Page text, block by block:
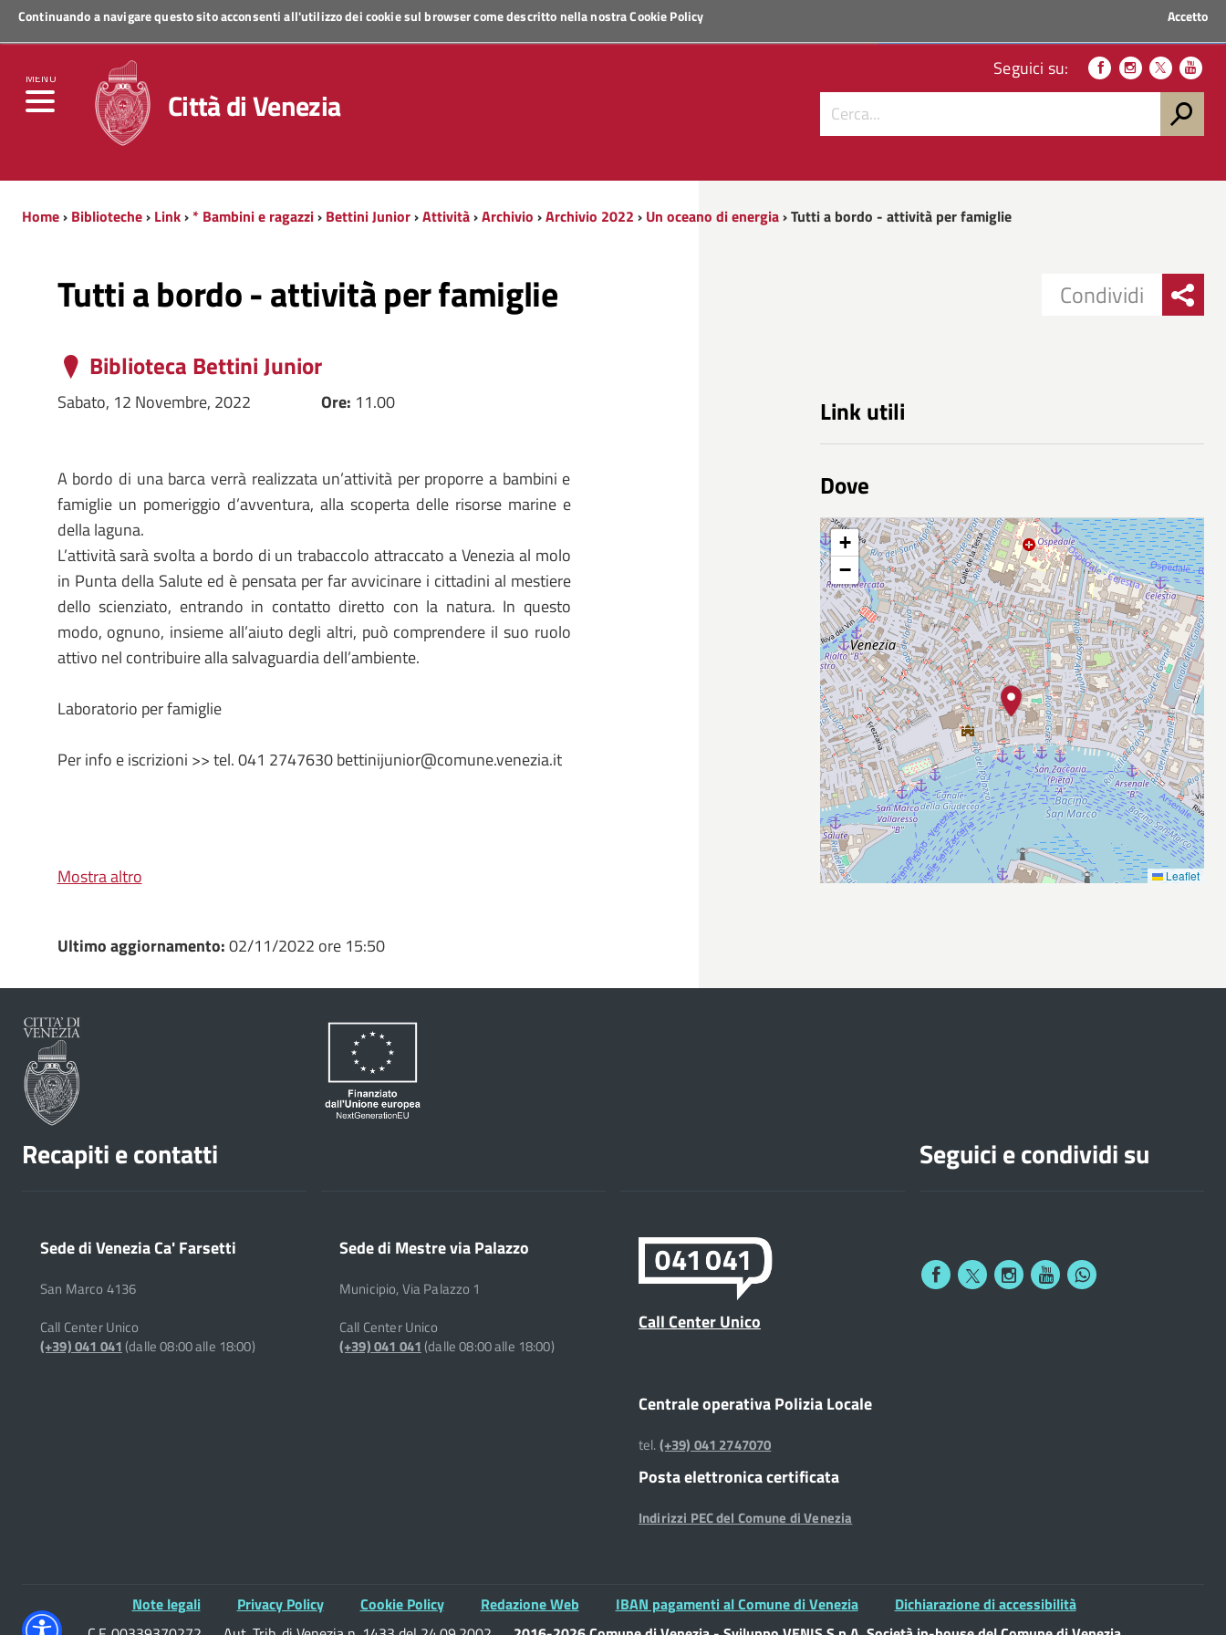
Continuando a navigare questo sito acconsenti all'utilizzo dei cookie sul browser come descritto nella nostraCookie Policy Accetto
MENU
Regione Veneto
Città di Venezia
Seguici su:
Home› Biblioteche› Link›* Bambini e ragazzi› Bettini Junior›Attività›Archivio ›Archivio 2022 › Un oceano di energia› Tutti a bordo - attività per famiglie
Tutti a bordo - attività per famiglie
Biblioteca Bettini Junior
Sabato, 12 Novembre, 2022 Ore: 11.00
A bordo di una barca verrà realizzata un’attività per proporre a bambini e
famiglie un pomeriggio d’avventura, alla scoperta delle risorse marine e
della laguna.
L’attività sarà svolta a bordo di un trabaccolo attraccato a Venezia al molo
in Punta della Salute ed è pensata per far avvicinare i cittadini al mestiere
dello scienziato, entrando in contatto diretto con la natura. In questo
modo, ognuno, insieme all’aiuto degli altri, può comprendere il suo ruolo
attivo nel contribuire alla salvaguardia dell’ambiente.
Laboratorio per famiglie
Per info e iscrizioni >> tel. 041 2747630 bettinijunior@comune.venezia.it
Mostra altro
Condividi
Link utili
Dove
+
−
Leaflet
Ultimo aggiornamento:02/11/2022 ore 15:50
Recapiti e contatti
Sede di Venezia Ca' Farsetti
San Marco 4136
Call Center Unico
(+39) 041 041(dalle 08:00 alle 18:00)
Sede di Mestre via Palazzo
Municipio, Via Palazzo 1
Call Center Unico
(+39) 041 041(dalle 08:00 alle 18:00)
Call Center Unico
Centrale operativa Polizia Locale
tel.(+39) 041 2747070
Posta elettronica certificata
Indirizzi PEC del Comune di Venezia
Seguici e condividi su
Note legali Privacy Policy Cookie Policy Redazione Web IBAN pagamenti al Comune di Venezia
Dichiarazione di accessibilità